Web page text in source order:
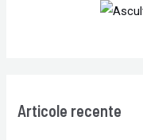
Articole recente